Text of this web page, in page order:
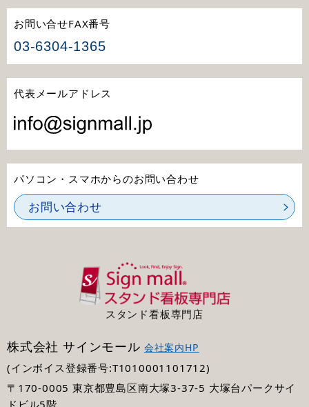
お問い合せFAX番号
03-6304-1365
代表メールアドレス
パソコン・スマホからのお問い合わせ
お問い合わせ
スタンド看板専門店
株式会社 サインモール 会社案内HP
(インボイス登録番号:T1010001101712)
〒170-0005 東京都豊島区南大塚3-37-5 大塚台パークサイ